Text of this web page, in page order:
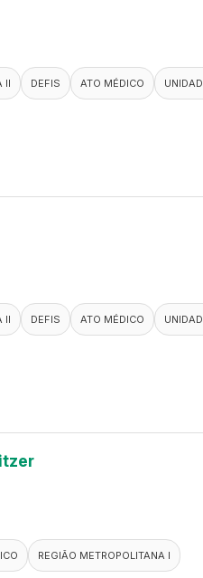
II DEFIS ATO MÉDICO
II DEFIS ATO MÉDICO
REGIÃO METROPOLITANA I